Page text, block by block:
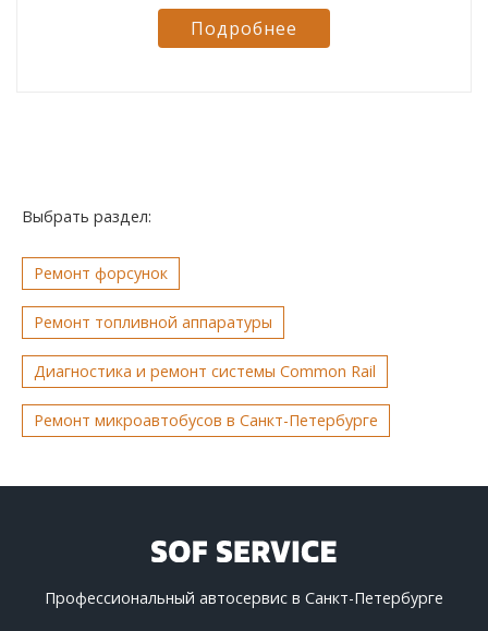
Подробнее
Выбрать раздел:
Ремонт форсунок
Ремонт топливной аппаратуры
Диагностика и ремонт системы Common Rail
Ремонт микроавтобусов в Санкт-Петербурге
Профессиональный автосервис в Санкт-Петербурге